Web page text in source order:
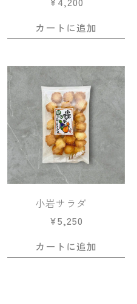
カートに追加
小岩サラダ
¥5,250
カートに追加